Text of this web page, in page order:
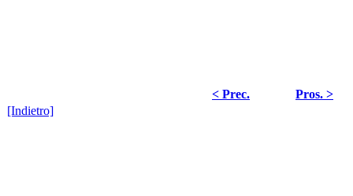
< Prec.
Pros. >
[Indietro]